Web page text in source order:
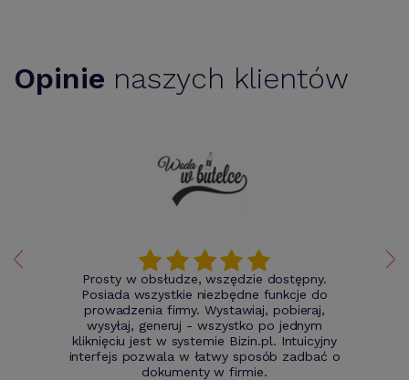
Opinie naszych klientów
Prosty w obsłudze, wszędzie dostępny.
Posiada wszystkie niezbędne funkcje do
prowadzenia firmy. Wystawiaj, pobieraj,
wysyłaj, generuj - wszystko po jednym
kliknięciu jest w systemie Bizin.pl. Intuicyjny
interfejs pozwala w łatwy sposób zadbać o
dokumenty w firmie.